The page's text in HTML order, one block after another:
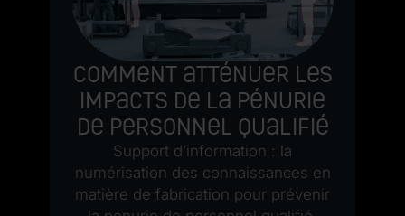
Comment atténuer les
impacts de la pénurie
de personnel qualifié
Support d’information : la
numérisation des connaissances en
matière de fabrication pour prévenir